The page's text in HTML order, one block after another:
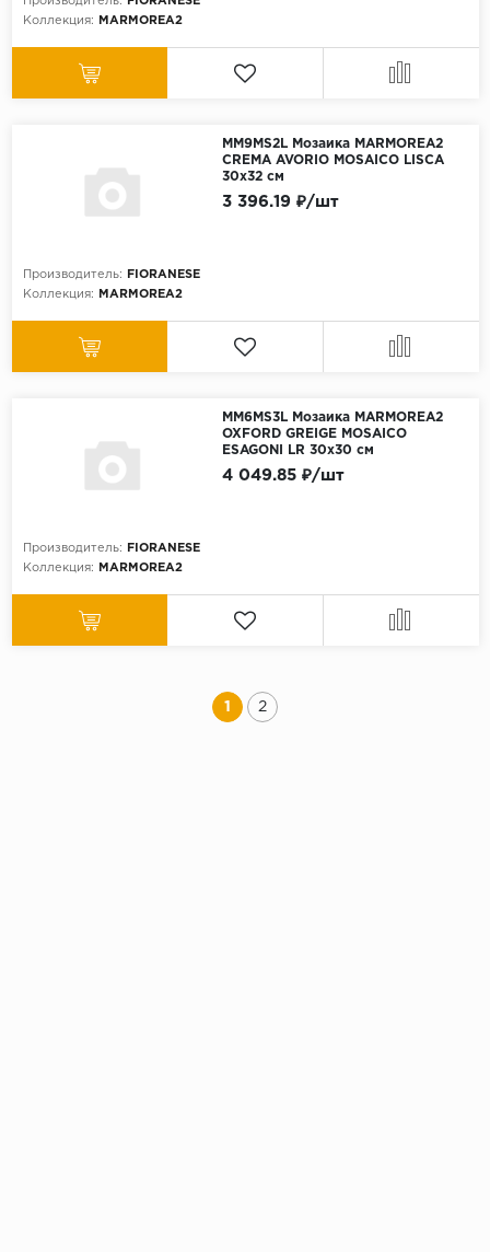
Коллекция:
MARMOREA2
MM9MS2L Мозаика MARMOREA2
CREMA AVORIO MOSAICO LISCA
30x32 см
Производитель:
FIORANESE
Коллекция:
MARMOREA2
3 396.19 ₽/шт
MM6MS3L Мозаика MARMOREA2
OXFORD GREIGE MOSAICO
ESAGONI LR 30x30 см
Производитель:
FIORANESE
Коллекция:
MARMOREA2
4 049.85 ₽/шт
1 2